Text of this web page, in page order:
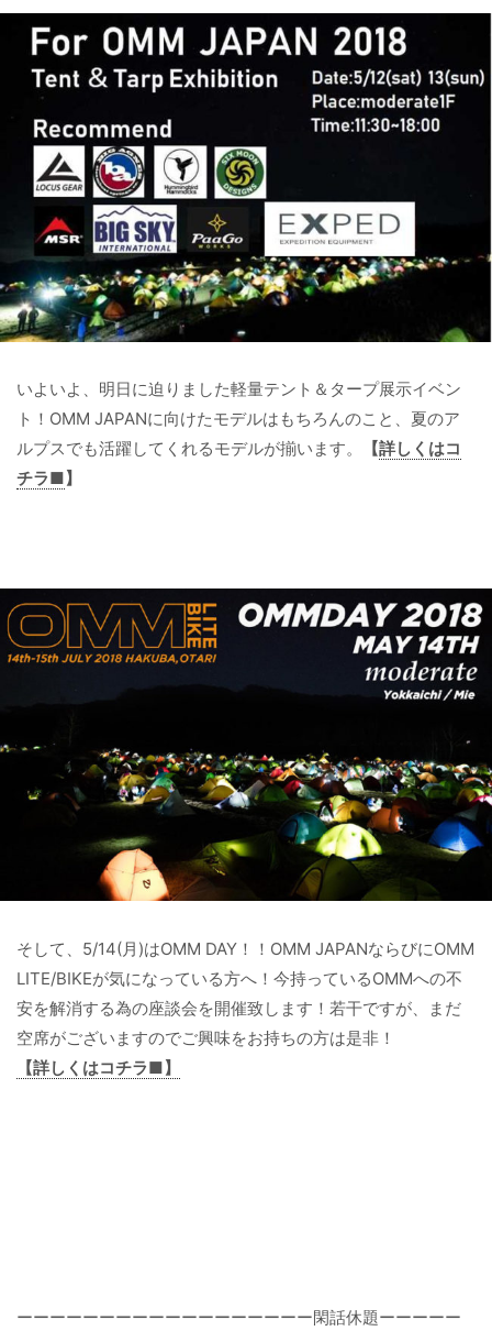
いよいよ、明日に迫りました軽量テント＆タープ展示イベン
ト！OMM JAPANに向けたモデルはもちろんのこと、夏のア
ルプスでも活躍してくれるモデルが揃います。
【詳しくはコ
チラ■】
そして、5/14(月)はOMM DAY！！OMM JAPANならびにOMM
LITE/BIKEが気になっている方へ！今持っているOMMへの不
安を解消する為の座談会を開催致します！若干ですが、まだ
空席がございますのでご興味をお持ちの方は是非！
【詳しくはコチラ■】
ーーーーーーーーーーーーーーーーーー閑話休題ーーーーー